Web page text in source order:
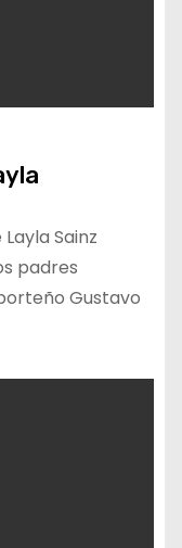
Sainz
padres
Gustavo